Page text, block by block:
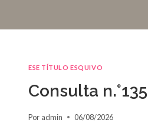
ESE TÍTULO ESQUIVO
Consulta n.°135
Por admin 06/08/2026